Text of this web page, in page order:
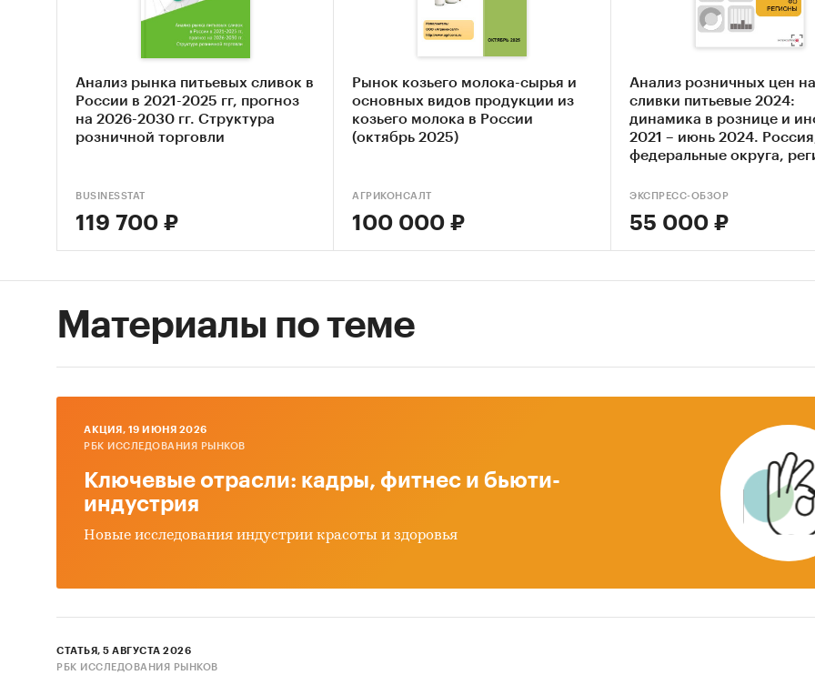
10. Факторы, определяющие текущее состояние и развитие
11. Факторы, препятствующие росту рынка молока и
продукции в России.
молока и молочной продукции в России.
13. Уровень цен на рынке молока и молочной продукции в
Объект исследования
Основным методом сбора данных является мониторинг
документов.
В качестве основных методов анализа данных выступают
называемые (1) Традиционный (качественный) контент-
анализ с применением пакетов программ, к которым
доступ наше агентство.
Анализ рынка питьевых сливок в
России в 2021-2025 гг, прогноз
на 2026-2030 гг. Структура
розничной торговли
BUSINESSTAT
119 700 ₽
Рынок козьего молока-сырья и
основных видов продукции из
козьего молока в России
(октябрь 2025)
АГРИКОНСАЛТ
100 000 ₽
Анализ розничных цен на
сливки питьевые 2024:
динамика в рознице и
2021 – июнь 2024.
федеральные округа,
ЭКСПРЕСС-ОБЗОР
55 000 ₽
Материалы по теме
AКЦИЯ, 19 ИЮНЯ 2026
РБК ИССЛЕДОВАНИЯ РЫНКОВ
Ключевые отрасли: кадры, фитнес и бьюти-
индустрия
Новые исследования индустрии красоты и здоровья
СТАТЬЯ, 5 АВГУСТА 2026
РБК ИССЛЕДОВАНИЯ РЫНКОВ